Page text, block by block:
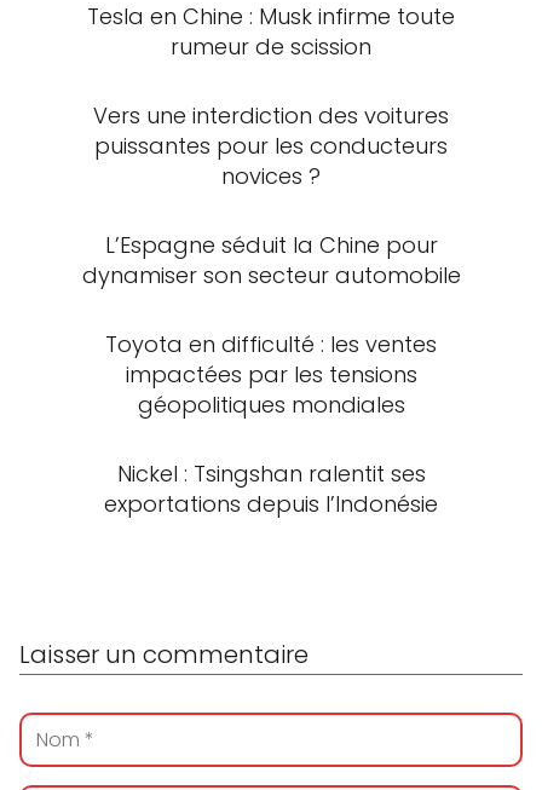
Tesla en Chine : Musk infirme toute
rumeur de scission
Vers une interdiction des voitures
puissantes pour les conducteurs
novices ?
L’Espagne séduit la Chine pour
dynamiser son secteur automobile
Toyota en difficulté : les ventes
impactées par les tensions
géopolitiques mondiales
Nickel : Tsingshan ralentit ses
exportations depuis l’Indonésie
Laisser un commentaire